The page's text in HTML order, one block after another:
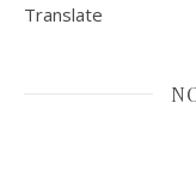
Translate